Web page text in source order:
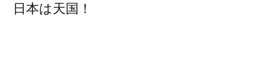
日本は天国！